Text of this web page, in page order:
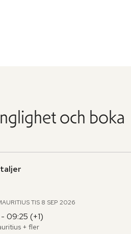
och boka
TIS 8 SEP 2026
- 09:25 (+1)
+ fler